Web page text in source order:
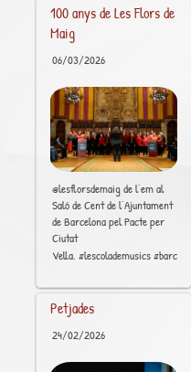
100 anys de Les Flors de
Maig
06/03/2026
@lesflorsdemaig de l’em al
Saló de Cent de l’Ajuntament
de Barcelona pel Pacte per
Ciutat
Vella. #lescolademusics
Petjades
24/02/2026